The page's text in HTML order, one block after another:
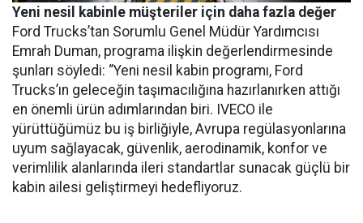
Yeni nesil kabinle müşteriler için daha fazla değer
Ford Trucks’tan Sorumlu Genel Müdür Yardımcısı
Emrah Duman, programa ilişkin değerlendirmesinde
şunları söyledi: “Yeni nesil kabin programı, Ford
Trucks’ın geleceğin taşımacılığına hazırlanırken attığı
en önemli ürün adımlarından biri. IVECO ile
yürüttüğümüz bu iş birliğiyle, Avrupa regülasyonlarına
uyum sağlayacak, güvenlik, aerodinamik, konfor ve
verimlilik alanlarında ileri standartlar sunacak güçlü bir
kabin ailesi geliştirmeyi hedefliyoruz.